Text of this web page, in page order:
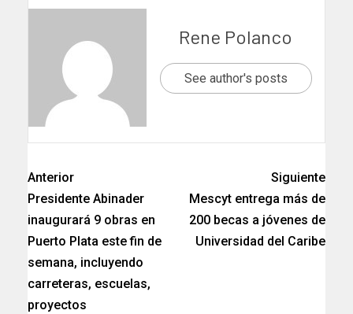
Rene Polanco
See author's posts
Anterior
Presidente Abinader
inaugurará 9 obras en
Puerto Plata este fin de
semana, incluyendo
carreteras, escuelas,
proyectos
Siguiente
Mescyt entrega más de
200 becas a jóvenes de
Universidad del Caribe